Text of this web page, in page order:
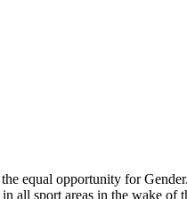
equal opportunity for
all sport areas in the wake of